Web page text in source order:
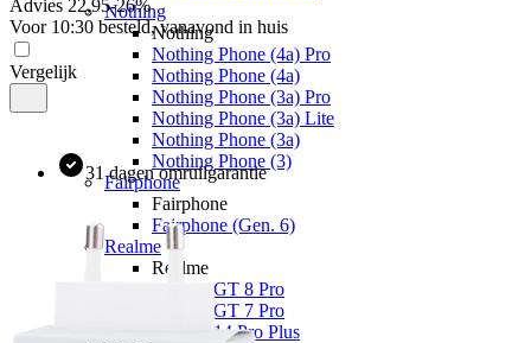
Nothing
Nothing
Nothing Phone (4a) Pro
Nothing Phone (4a)
Nothing Phone (3a) Pro
Nothing Phone (3a) Lite
Nothing Phone (3a)
Nothing Phone (3)
Fairphone
Fairphone
Fairphone (Gen. 6)
Realme
Realme
Realme GT 8 Pro
Realme GT 7 Pro
Realme 14 Pro Plus
Advies 22,95-26%
Voor 10:30 besteld, vanavond in huis
Vergelijk
31 dagen omruilgarantie